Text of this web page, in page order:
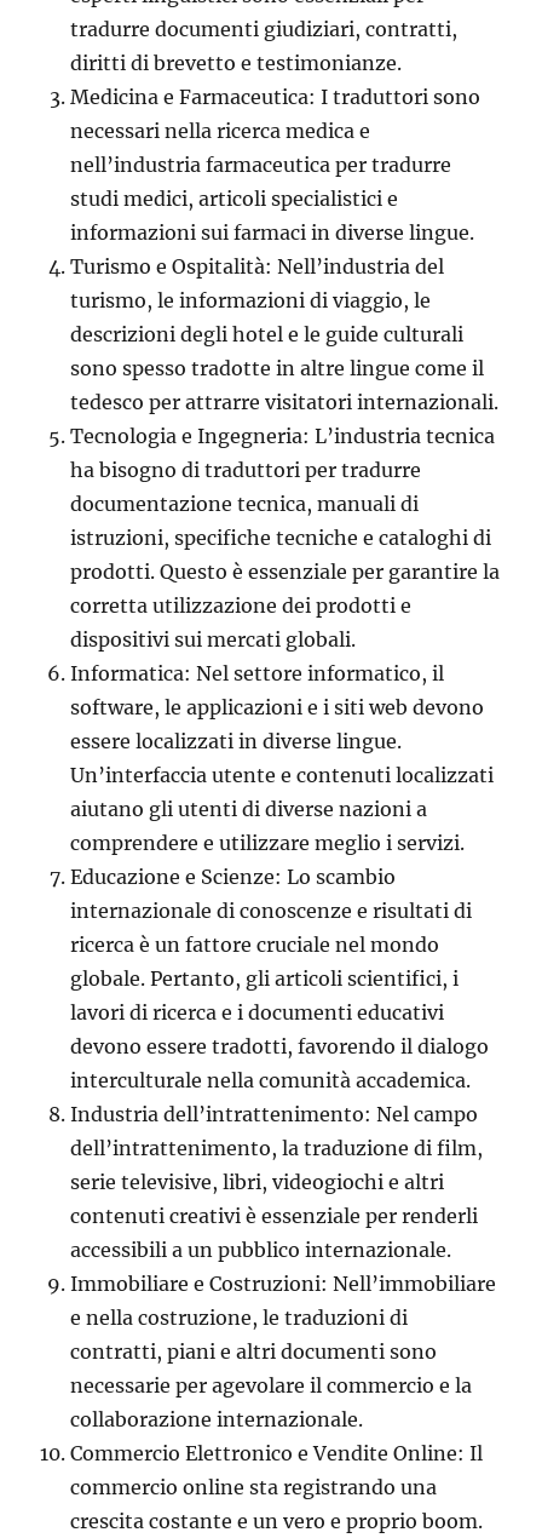
tradurre documenti giudiziari, contratti,
diritti di brevetto e testimonianze.
Medicina e Farmaceutica: I traduttori sono
necessari nella ricerca medica e
nell’industria farmaceutica per tradurre
studi medici, articoli specialistici e
informazioni sui farmaci in diverse lingue.
Turismo e Ospitalità: Nell’industria del
turismo, le informazioni di viaggio, le
descrizioni degli hotel e le guide culturali
sono spesso tradotte in altre lingue come il
tedesco per attrarre visitatori internazionali.
Tecnologia e Ingegneria: L’industria tecnica
ha bisogno di traduttori per tradurre
documentazione tecnica, manuali di
istruzioni, specifiche tecniche e cataloghi di
prodotti. Questo è essenziale per garantire la
corretta utilizzazione dei prodotti e
dispositivi sui mercati globali.
Informatica: Nel settore informatico, il
software, le applicazioni e i siti web devono
essere localizzati in diverse lingue.
Un’interfaccia utente e contenuti localizzati
aiutano gli utenti di diverse nazioni a
comprendere e utilizzare meglio i servizi.
Educazione e Scienze: Lo scambio
internazionale di conoscenze e risultati di
ricerca è un fattore cruciale nel mondo
globale. Pertanto, gli articoli scientifici, i
lavori di ricerca e i documenti educativi
devono essere tradotti, favorendo il dialogo
interculturale nella comunità accademica.
Industria dell’intrattenimento: Nel campo
dell’intrattenimento, la traduzione di film,
serie televisive, libri, videogiochi e altri
contenuti creativi è essenziale per renderli
accessibili a un pubblico internazionale.
Immobiliare e Costruzioni: Nell’immobiliare
e nella costruzione, le traduzioni di
contratti, piani e altri documenti sono
necessarie per agevolare il commercio e la
collaborazione internazionale.
Commercio Elettronico e Vendite Online: Il
commercio online sta registrando una
crescita costante e un vero e proprio boom.